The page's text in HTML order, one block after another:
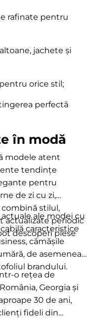
rafinate pentru
jachete și
orice stil;
perfectă
în modă
modele atent
tendințe
pentru
de zi cu zi,
stilul,
actualizate periodic
descoperi piese
ale modei cu
caracteristice
cămășile
de asemenea,
brandului.
o rețea de
Georgia și
30 de ani,
fideli din